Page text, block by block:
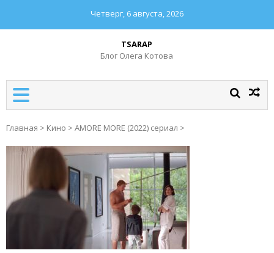
Четверг, 6 августа, 2026
TSARAP
Блог Олега Котова
Главная > Кино > AMORE MORE (2022) сериал >